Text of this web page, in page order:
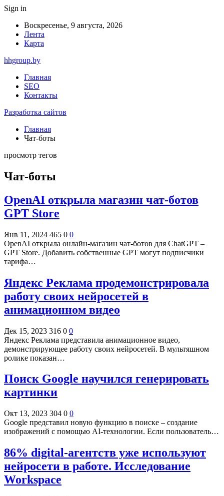
Sign in
Воскресенье, 9 августа, 2026
Лента
Карта
hhgroup.by
Главная
SEO
Контакты
Разработка сайтов
Главная
Чат-боты
просмотр тегов
Чат-боты
OpenAI открыла магазин чат-ботов
GPT Store
Янв 11, 2024 465 0 0
OpenAI открыла онлайн-магазин чат-ботов для ChatGPT –
GPT Store. Добавить собственные GPT могут подписчики
тарифа…
Яндекс Реклама продемонстрировала
работу своих нейросетей в
анимационном видео
Дек 15, 2023 316 0 0
Яндекс Реклама представила анимационное видео,
демонстрирующее работу своих нейросетей. В мультяшном
ролике показан…
Поиск Google научился генерировать
картинки
Окт 13, 2023 304 0 0
Google представил новую функцию в поиске – создание
изображений с помощью AI-технологии. Если пользователь…
86% digital-агентств уже используют
нейросети в работе. Исследование
Workspace